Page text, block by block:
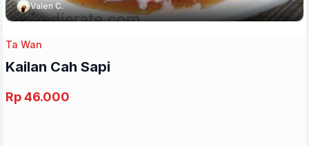
Valen C.
Ta Wan
Kailan Cah Sapi
Rp 46.000